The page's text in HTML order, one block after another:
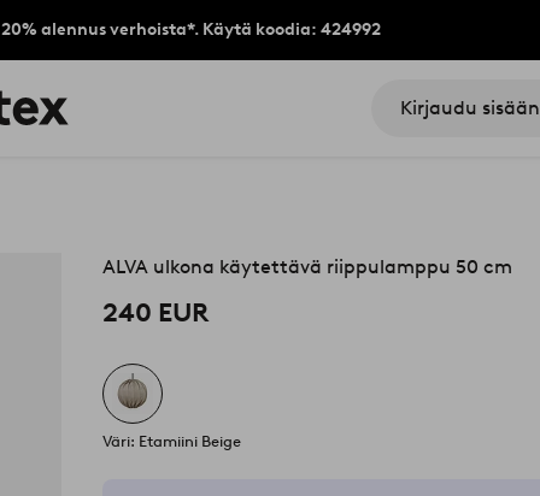
20% alennus verhoista*. Käytä koodia: 424992
Kirjaudu sisään
ALVA ulkona käytettävä riippulamppu 50 cm
240 EUR
Väri: Etamiini Beige